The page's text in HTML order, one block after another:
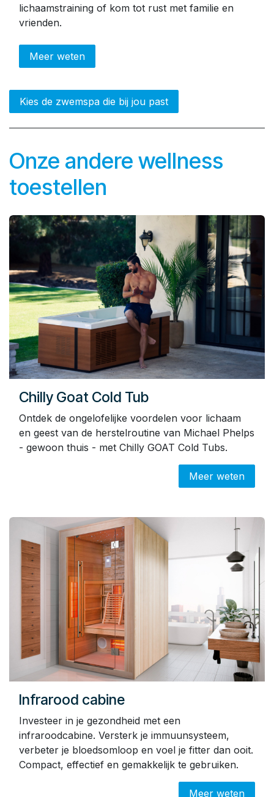
lichaamstraining of kom tot rust met familie en
vrienden.
Meer weten
Kies de zwemspa die bij jou past
Onze andere wellness
toestellen
Chilly Goat Cold Tub
Ontdek de ongelofelijke voordelen voor lichaam
en geest van de herstelroutine van Michael Phelps
- gewoon thuis - met Chilly GOAT Cold Tubs.
Meer weten
Infrarood cabine
Investeer in je gezondheid met een
infraroodcabine. Versterk je immuunsysteem,
verbeter je bloedsomloop en voel je fitter dan ooit.
Compact, effectief en gemakkelijk te gebruiken.
Meer weten